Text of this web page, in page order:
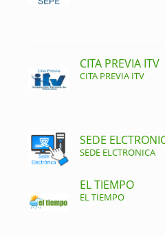
CITA PREVIA ITV
CITA PREVIA ITV
SEDE
SEDE ELCTRONICA
EL TIEMPO
EL TIEMPO